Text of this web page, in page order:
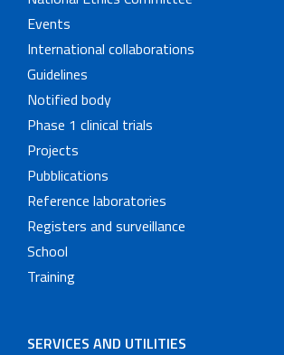
Events
International collaborations
Guidelines
Notified body
Phase 1 clinical trials
Projects
Pubblications
Reference laboratories
Registers and surveillance
School
Training
SERVICES AND UTILITIES